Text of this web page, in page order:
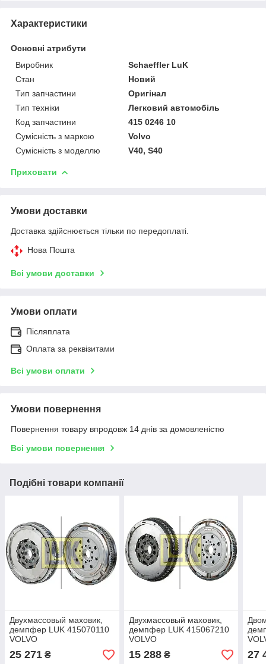
Характеристики
Основні атрибути
Виробник
Schaeffler LuK
Стан
Новий
Тип запчастини
Оригінал
Тип техніки
Легковий автомобіль
Код запчастини
415 0246 10
Сумісність з маркою
Volvo
Сумісність з моделлю
V40, S40
Приховати
Умови доставки
Доставка здійснюється тільки по передоплаті.
Нова Пошта
Всі умови доставки
Умови оплати
Післяплата
Оплата за реквізитами
Всі умови оплати
Умови повернення
Повернення товару впродовж 14 днів за домовленістю
Всі умови повернення
Подібні товари компанії
Двухмассовый маховик,
демпфер LUK 415070110
VOLVO
S60/V60/XC60/XC70 D4/D5
13-
25 271 ₴
Двухмассовый маховик,
демпфер LUK 415067210
VOLVO
V60/S80/XC60/XC70 D3/D4
12-
15 288₴
S60
27